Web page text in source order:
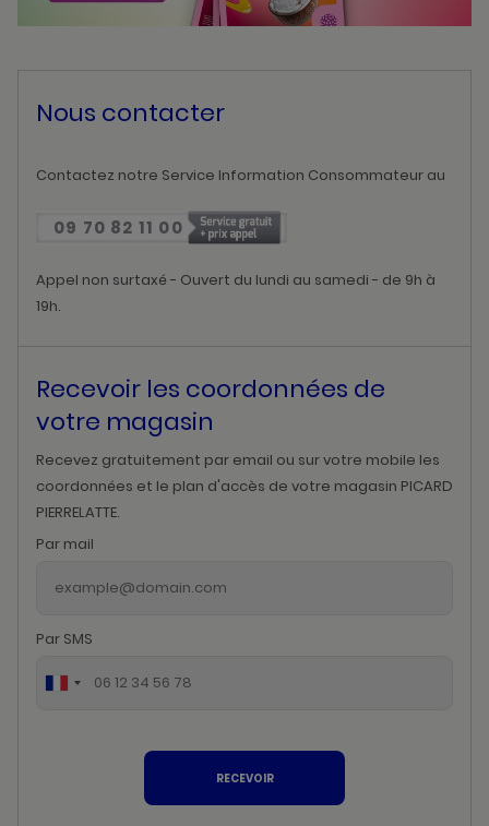
Nous contacter
Contactez notre Service Information Consommateur au
09 70 82 11 00
Appel non surtaxé - Ouvert du lundi au samedi - de 9h à
19h.
Recevoir les coordonnées de
votre magasin
Recevez gratuitement par email ou sur votre mobile les
coordonnées et le plan d'accès de votre magasin PICARD
PIERRELATTE.
Par mail
Par SMS
RECEVOIR